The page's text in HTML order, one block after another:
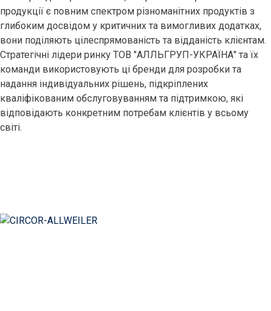
продукції є повним спектром різноманітних продуктів з
глибоким досвідом у критичних та вимогливих додатках,
вони поділяють цілеспрямованість та відданість клієнтам.
Стратегічні лідери ринку ТОВ "АЛЛЬГРУП-УКРАЇНА" та їх
команди використовують ці бренди для розробки та
надання індивідуальних рішень, підкріплених
кваліфікованим обслуговуванням та підтримкою, які
відповідають конкретним потребам клієнтів у всьому
світі.